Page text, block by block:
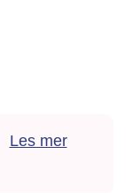
Les mer